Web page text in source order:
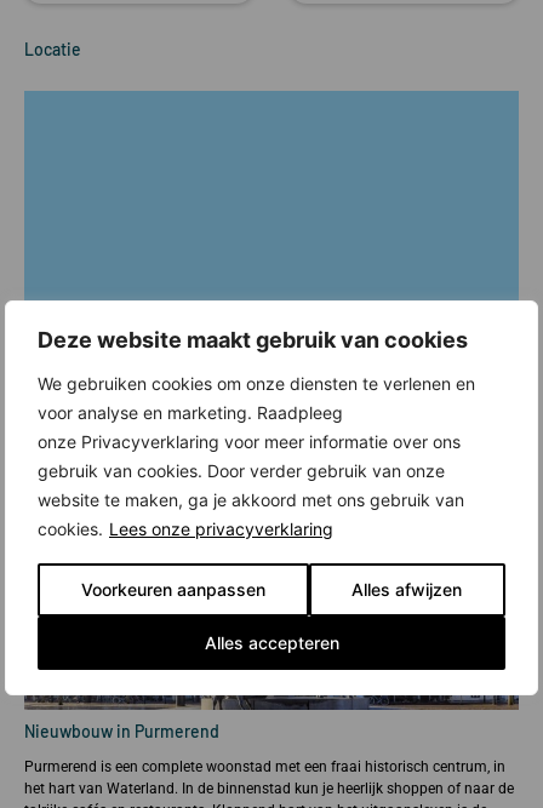
Deze website maakt gebruik van cookies
We gebruiken cookies om onze diensten te verlenen en
voor analyse en marketing. Raadpleeg
onze Privacyverklaring voor meer informatie over ons
gebruik van cookies. Door verder gebruik van onze
website te maken, ga je akkoord met ons gebruik van
cookies. Lees onze privacyverklaring
Voorkeuren aanpassen Alles afwijzen
Alles accepteren
Locatie
Nieuwbouw in Purmerend
Purmerend is een complete woonstad met een fraai historisch centrum, in
het hart van Waterland. In de binnenstad kun je heerlijk shoppen of naar de